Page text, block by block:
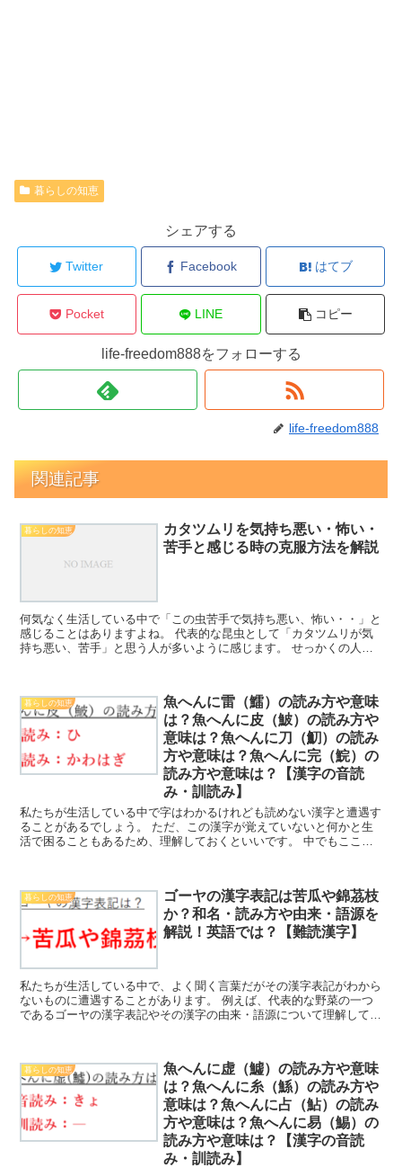
暮らしの知恵
シェアする
Twitter Facebook はてブ
Pocket LINE コピー
life-freedom888をフォローする
life-freedom888
関連記事
暮らしの知恵
カタツムリを気持ち悪い・怖い・
苦手と感じる時の克服方法を解説
何気なく生活している中で「この虫苦手で気持ち悪い、怖い・・」と
感じることはありますよね。 代表的な昆虫として「カタツムリが気
持ち悪い、苦手」と思う人が多いように感じます。 せっかくの人生
暮らしの知恵
魚へんに雷（鱩）の読み方や意味
は？魚へんに皮（鮍）の読み方や
意味は？魚へんに刀（魛）の読み
方や意味は？魚へんに完（鯇）の
読み方や意味は？【漢字の音読
み・訓読み】
私たちが生活している中で字はわかるけれども読めない漢字と遭遇す
ることがあるでしょう。 ただ、この漢字が覚えていないと何かと生
活で困ることもあるため、理解しておくといいです。 中でもここで
暮らしの知恵
ゴーヤの漢字表記は苦瓜や錦茘枝
か？和名・読み方や由来・語源を
解説！英語では？【難読漢字】
私たちが生活している中で、よく聞く言葉だがその漢字表記がわから
ないものに遭遇することがあります。 例えば、代表的な野菜の一つ
であるゴーヤの漢字表記やその漢字の由来・語源について理解してい
暮らしの知恵
魚へんに虚（鱋）の読み方や意味
は？魚へんに糸（鯀）の読み方や
意味は？魚へんに占（鮎）の読み
方や意味は？魚へんに易（鯣）の
読み方や意味は？【漢字の音読
み・訓読み】